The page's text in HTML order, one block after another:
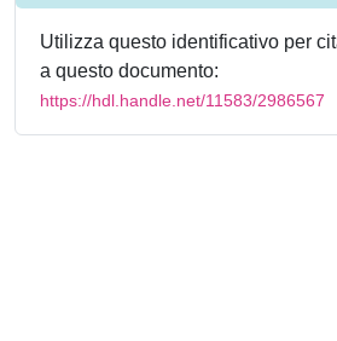
Utilizza questo identificativo per
a questo documento:
https://hdl.handle.net/11583/2986567